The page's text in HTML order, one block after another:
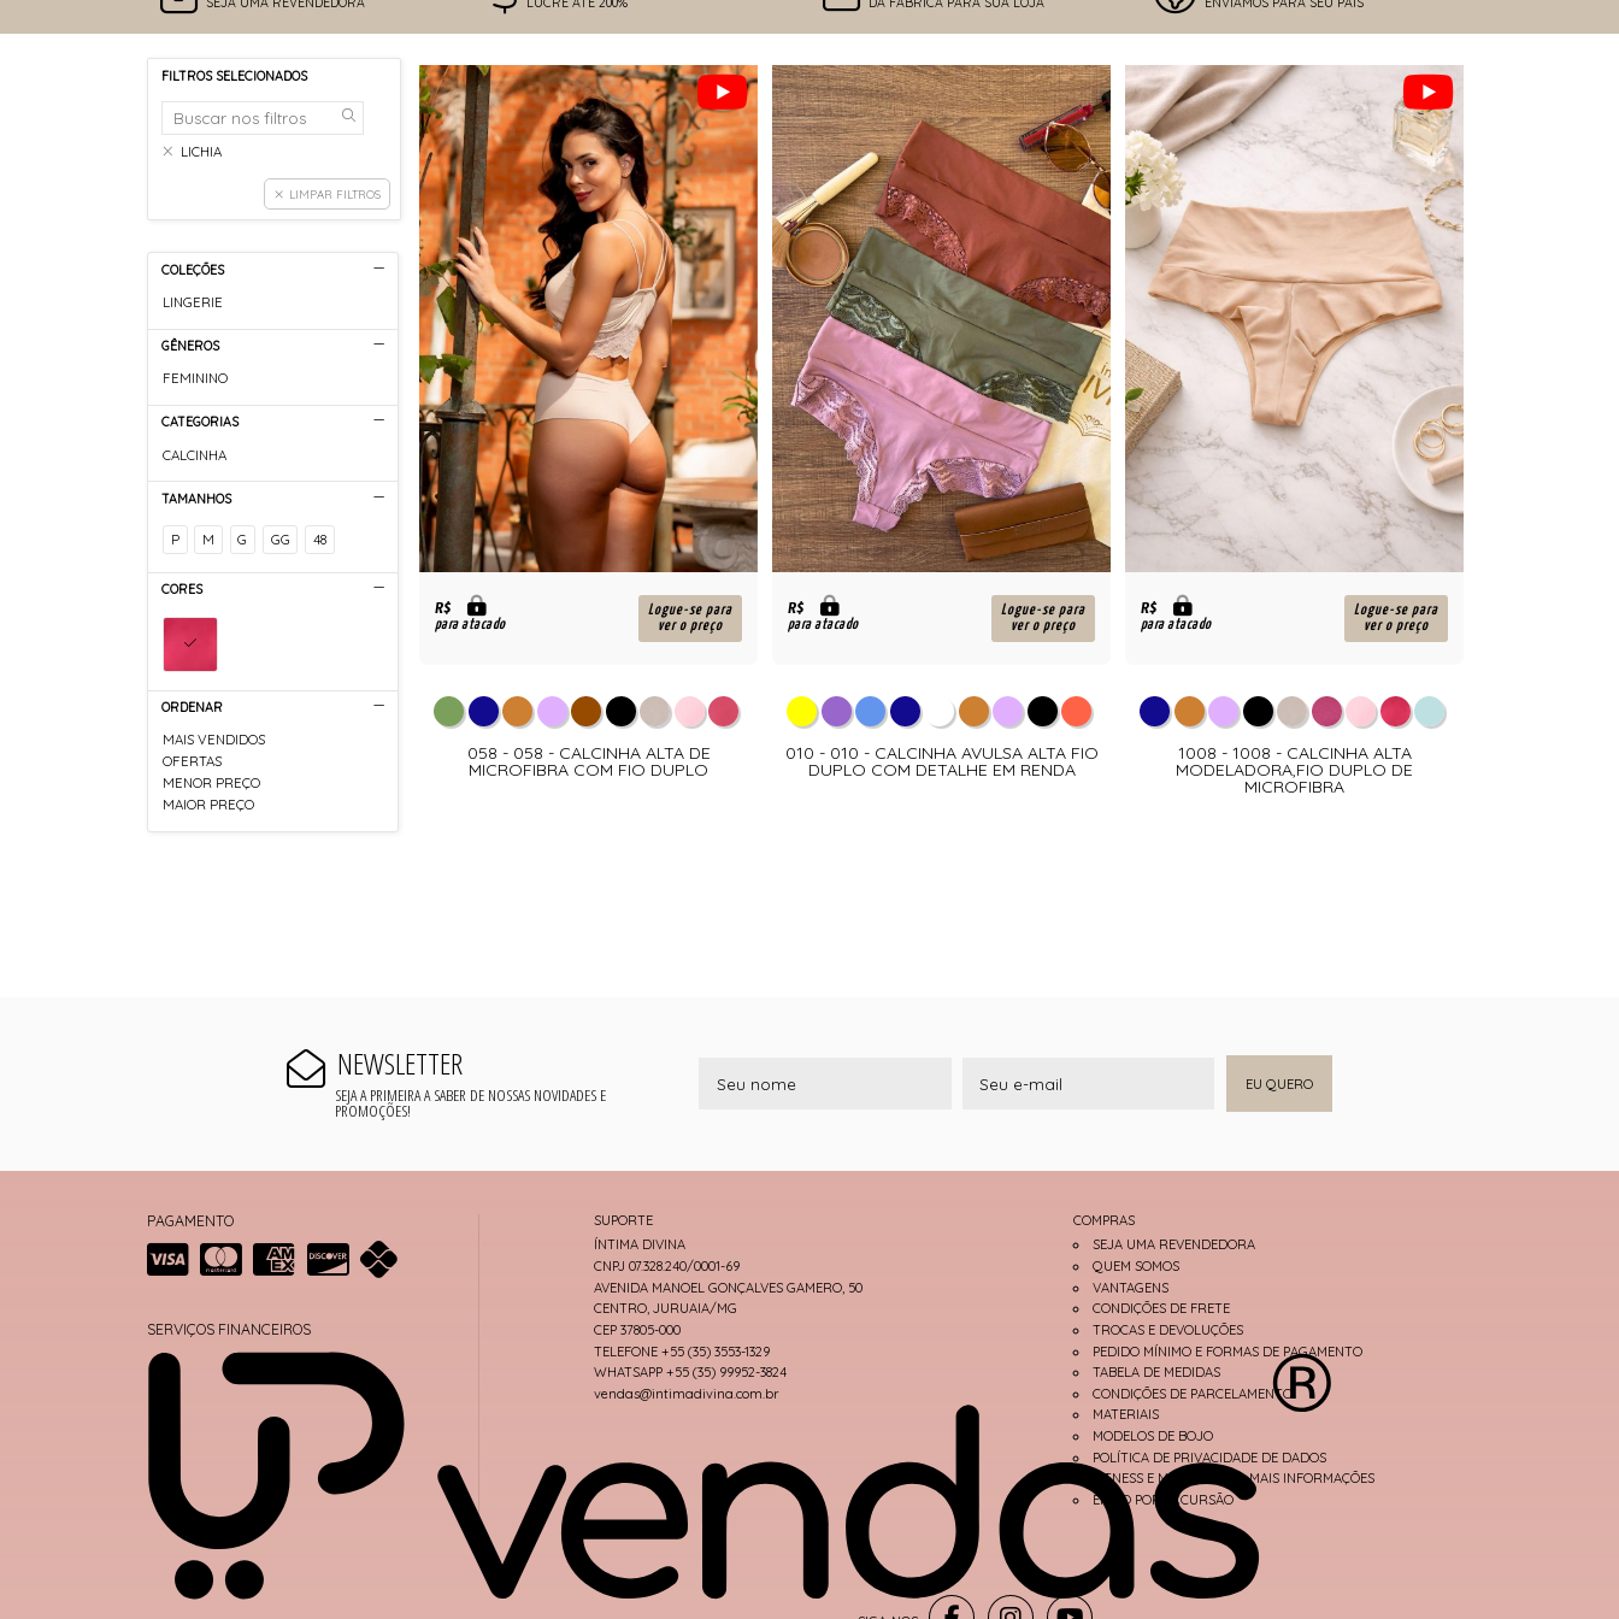
FILTROS SELECIONADOS
LICHIA
LIMPAR FILTROS
COLEÇÕES
LINGERIE
GÊNEROS
FEMININO
CATEGORIAS
CALCINHA
TAMANHOS
P M G GG 48
CORES
ORDENAR
MAIS VENDIDOS
OFERTAS
MENOR PREÇO
MAIOR PREÇO
R$
para atacado
Logue-se para
ver o preço
058 - 058 - CALCINHA ALTA DE
MICROFIBRA COM FIO DUPLO
R$
para atacado
Logue-se para
ver o preço
010 - 010 - CALCINHA AVULSA ALTA FIO
DUPLO COM DETALHE EM RENDA
R$
para atacado
Logue-se para
ver o preço
1008 - 1008 - CALCINHA ALTA
MODELADORA,FIO DUPLO DE
MICROFIBRA
NEWSLETTER
SEJA A PRIMEIRA A SABER DE NOSSAS NOVIDADES E
PROMOÇÕES!
EU QUERO
PAGAMENTO
SERVIÇOS FINANCEIROS
SUPORTE
ÍNTIMA DIVINA
CNPJ 07.328.240/0001-69
AVENIDA MANOEL GONÇALVES GAMERO, 50
CENTRO, JURUAIA/MG
CEP 37805-000
TELEFONE +55 (35) 3553-1329
WHATSAPP +55 (35) 99952-3824
vendas@intimadivina.com.br
COMPRAS
SEJA UMA REVENDEDORA
QUEM SOMOS
VANTAGENS
CONDIÇÕES DE FRETE
TROCAS E DEVOLUÇÕES
PEDIDO MÍNIMO E FORMAS DE PAGAMENTO
TABELA DE MEDIDAS
CONDIÇÕES DE PARCELAMENTO
MATERIAIS
MODELOS DE BOJO
POLÍTICA DE PRIVACIDADE DE DADOS
FITNESS E MODA PRAIA - MAIS INFORMAÇÕES
ENVIO POR EXCURSÃO